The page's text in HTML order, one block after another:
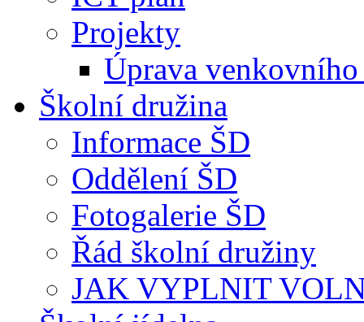
Projekty
Úprava
Školní družina
Informace ŠD
Oddělení ŠD
Fotogalerie ŠD
Řád školní družiny
JAK VYPLNIT